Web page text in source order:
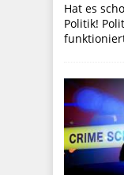
Hat es
Politik!